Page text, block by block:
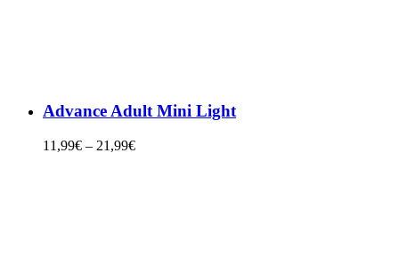
Advance Adult Mini Light
11,99€ – 21,99€